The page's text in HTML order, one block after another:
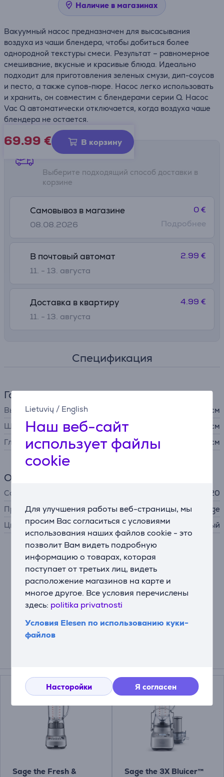
Lietuvių / English
Наш веб-сайт
использует файлы
cookie
Для улучшения работы веб-страницы, мы
просим Вас согласиться с условиями
использования наших файлов cookie - это
позволит Вам видеть подробную
информацию о товарах, которая
поступает от третьих лиц, видеть
расположение магазинов на карте и
многое другое. Все условия перечислены
здесь: politika privatnosti
Условия Elesen по использованию куки-
файлов
Насторойки Я согласен
Наличие в магазинах
Вакуумный насос предназначен для высасывания
воздуха из чаши блендера, чтобы добиться более
однородной текстуры смеси. Результат – равномерное
смешивание, вкусные и красивые блюда. Идеально
подходит для приготовления зеленых смузи, дип-соусов
и песто, а также супов-пюре. Насос легко использовать
и хранить, он совместим с блендерами серии Q. Насос
Vac Q автоматически отключается, когда воздуха чаше
блендера не остается.
69.99 € В корзину
Способы доставки
Выберите подходящий способ доставки в
корзине
Самовывоз в магазине
08.08.2026
0 €
Подробнее
В почтовый автомат
11. - 13. августа
2.99 €
Доставка в квартиру
11. - 13. августа
4.99 €
Спецификация
Габариты
Высота
14,3 см
Ширина
9,2 см
Глубина
9,2 см
Общий параметр
Совместимость
SBL920
Производитель
Sage
Цвет
серебристый
Описание
• Автоматическое выключение
• Питание от батареек – 4 x AA (в комплектации)
• Внутренняя крышечка с клапаном
Sage the Fresh &
Sage the 3X Bluicer™